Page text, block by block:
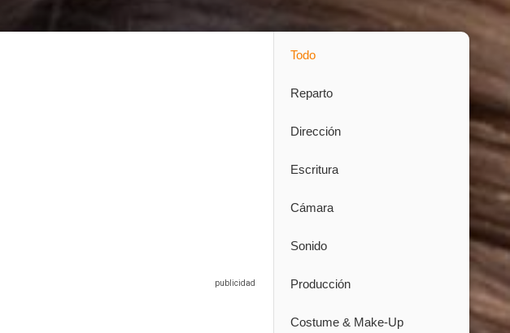
Todo
Reparto
Dirección
Escritura
Cámara
Sonido
Producción
Costume & Make-Up